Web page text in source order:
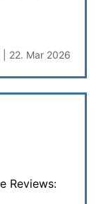
| 22. Mar 2026
Reviews: